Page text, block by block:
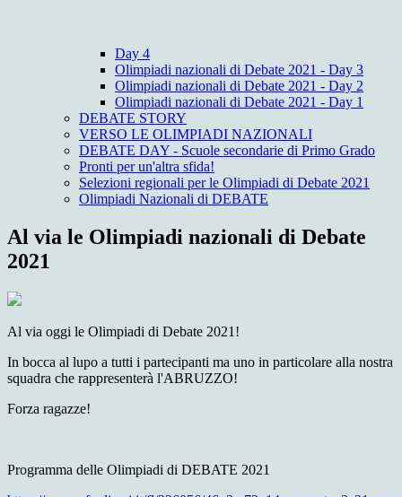
Day 4
Olimpiadi nazionali di Debate 2021 - Day 3
Olimpiadi nazionali di Debate 2021 - Day 2
Olimpiadi nazionali di Debate 2021 - Day 1
DEBATE STORY
VERSO LE OLIMPIADI NAZIONALI
DEBATE DAY - Scuole secondarie di Primo Grado
Pronti per un'altra sfida!
Selezioni regionali per le Olimpiadi di Debate 2021
Olimpiadi Nazionali di DEBATE
Al via le Olimpiadi nazionali di Debate
2021
Al via oggi le Olimpiadi di Debate 2021!
In bocca al lupo a tutti i partecipanti ma uno in particolare alla nostra
squadra che rappresenterà l'ABRUZZO!
Forza ragazze!
Programma delle Olimpiadi di DEBATE 2021